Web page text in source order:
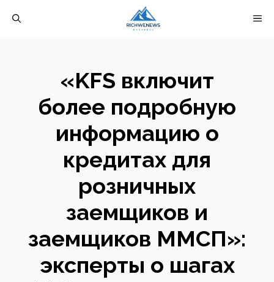
«KFS включит
более подробную
информацию о
кредитах для
розничных
заемщиков и
заемщиков ММСП»:
эксперты о шагах